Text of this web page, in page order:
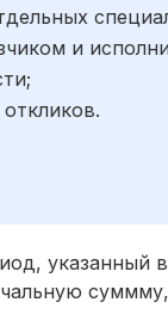
и
указанный